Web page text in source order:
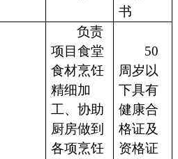
书
负责
项目食堂
食材烹饪
精细加
工、协助
厨房做到
各项烹饪
50
周岁以
下具有
健康合
格证及
资格证